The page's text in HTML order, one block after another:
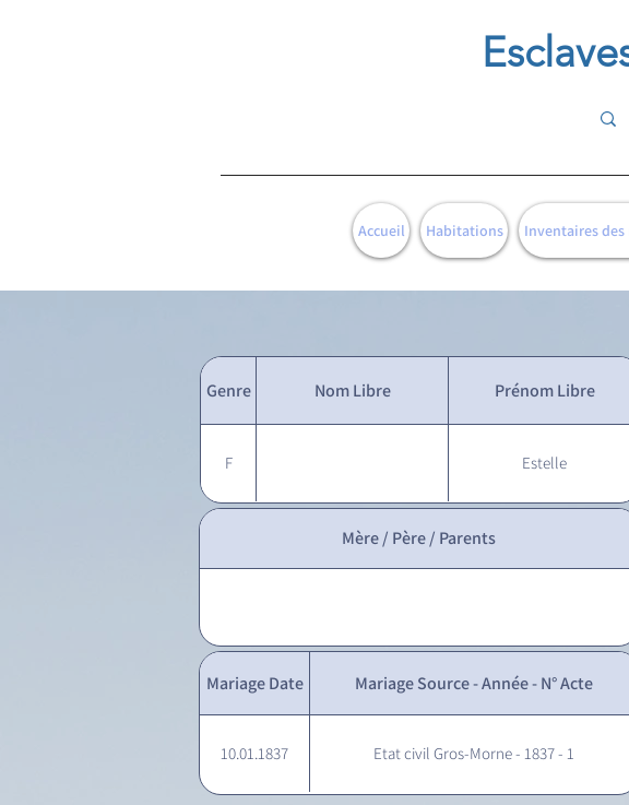
Accueil Habitations Inventaires
Genre Nom Libre Prénom Libre
F Estelle
Mère / Père / Parents
Mariage Date Mariage Source - Année - N° Acte
10.01.1837 Etat civil Gros-Morne - 1837 - 1